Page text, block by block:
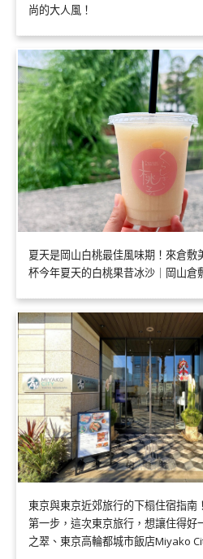
尚的大人風！
夏天是岡山白桃最佳風味期！來倉
杯今年夏天的白桃果昔冰沙｜岡山倉
東京與東京近郊旅行的下榻住宿指南
第一步，這次東京旅行，想讓住得好
之翠、東京高輪都城市飯店Miyako